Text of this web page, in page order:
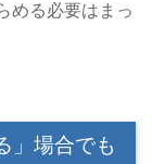
める必要はまっ
」場合でも